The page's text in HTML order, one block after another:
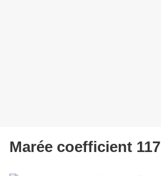
Marée coefficient 117